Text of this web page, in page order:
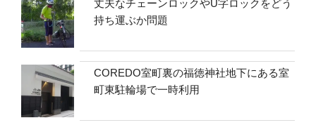
丈夫なチェーンロックやU字ロックをどう
持ち運ぶか問題
COREDO室町裏の福徳神社地下にある室
町東駐輪場で一時利用